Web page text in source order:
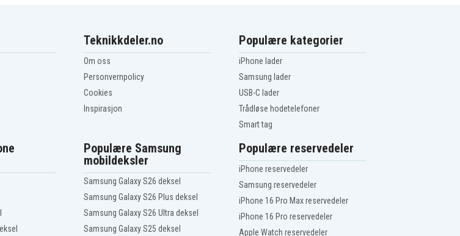
Teknikkdeler.no
Om oss
Personvernpolicy
Cookies
Inspirasjon
Populære kategorier
iPhone lader
Samsung lader
USB-C lader
Trådløse hodetelefoner
Smart tag
Populære Samsung
mobildeksler
Samsung Galaxy S26 deksel
Samsung Galaxy S26 Plus deksel
Samsung Galaxy S26 Ultra deksel
Samsung Galaxy S25 deksel
Populære reservedeler
iPhone reservedeler
Samsung reservedeler
iPhone 16 Pro Max reservedeler
iPhone 16 Pro reservedeler
Apple Watch reservedeler